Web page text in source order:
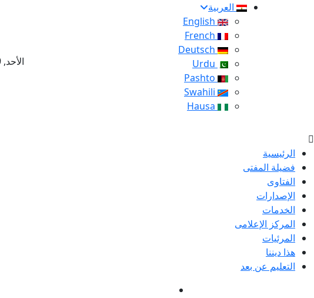
العربية
الأحد, 09 أغسطس 2026 – 26 صفر 1448 هـ
الرئيسية
فضيلة المفتى
الفتاوى
الإصدارات
الخدمات
المركز الإعلامى
المرئيات
هذا ديننا
التعليم عن بعد